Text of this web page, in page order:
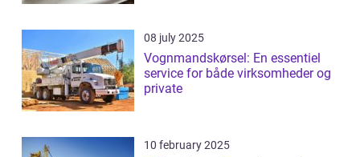
08 july 2025
Vognmandskørsel: En essentiel
service for både virksomheder og
private
10 february 2025